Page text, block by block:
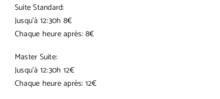
Suite Standard:
Jusqu’à 12:30h 8€
Chaque heure après: 8€
Master Suite:
Jusqu’à 12:30h 12€
Chaque heure après: 12€